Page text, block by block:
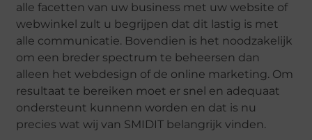
alle facetten van uw business met uw website of
webwinkel zult u begrijpen dat dit lastig is met
alle communicatie. Bovendien is het noodzakelijk
om een breder spectrum te beheersen dan
alleen het webdesign of de online marketing. Om
resultaat te bereiken moet er snel en adequaat
ondersteunt kunnenn worden en dat is nu
precies wat wij van SMIDIT belangrijk vinden.